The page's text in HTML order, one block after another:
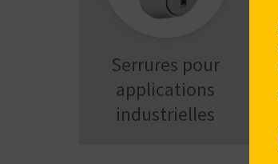
Serrures pour
applications
industrielles